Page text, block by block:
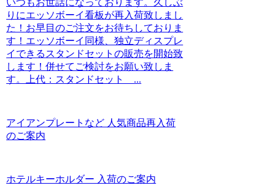
いつもお世話になっております。久しぶ
りにエッソボーイ看板が再入荷致しまし
た！お早目のご注文をお待ちしておりま
す！エッソボーイ同様、独立ディスプレ
イできるスタンドセットの販売を開始致
します！併せてご検討をお願い致しま
す。上代：スタンドセット ...
アイアンプレートなど 人気商品再入荷
のご案内
ホテルキーホルダー 入荷のご案内